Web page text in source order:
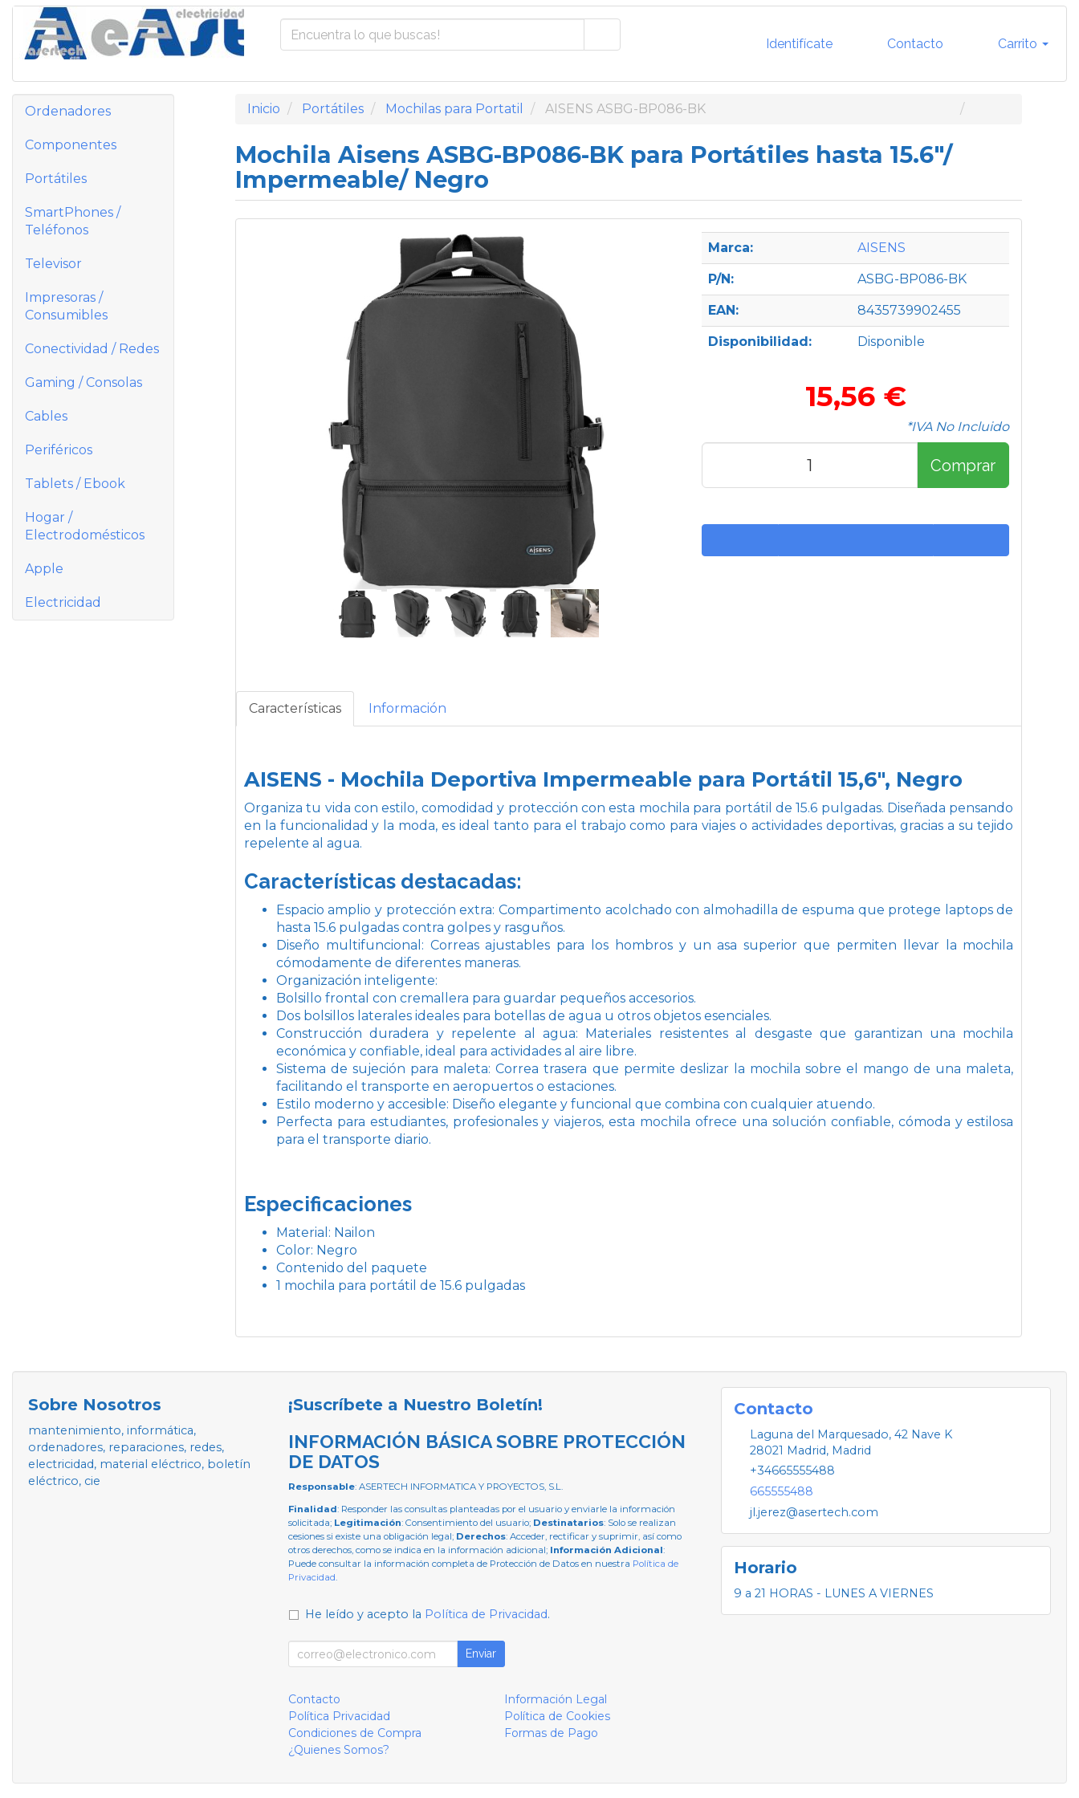
Identifícate Contacto Carrito
Ordenadores
Componentes
Portátiles
SmartPhones /
Teléfonos
Televisor
Impresoras /
Consumibles
Conectividad / Redes
Gaming / Consolas
Cables
Periféricos
Tablets / Ebook
Hogar /
Electrodomésticos
Apple
Electricidad
Inicio Portátiles Mochilas para Portatil AISENS ASBG-BP086-BK
Mochila Aisens ASBG-BP086-BK para Portátiles hasta 15.6"/
Impermeable/ Negro
Marca: AISENS
P/N: ASBG-BP086-BK
EAN: 8435739902455
Disponibilidad: Disponible
15,56 €
*IVA No Incluido
Comprar
Características Información
AISENS - Mochila Deportiva Impermeable para Portátil 15,6", Negro
Organiza tu vida con estilo, comodidad y protección con esta mochila para portátil de 15.6 pulgadas. Diseñada pensando
en la funcionalidad y la moda, es ideal tanto para el trabajo como para viajes o actividades deportivas, gracias a su tejido
repelente al agua.
Características destacadas:
Espacio amplio y protección extra: Compartimento acolchado con almohadilla de espuma que protege laptops de
hasta 15.6 pulgadas contra golpes y rasguños.
Diseño multifuncional: Correas ajustables para los hombros y un asa superior que permiten llevar la mochila
cómodamente de diferentes maneras.
Organización inteligente:
Bolsillo frontal con cremallera para guardar pequeños accesorios.
Dos bolsillos laterales ideales para botellas de agua u otros objetos esenciales.
Construcción duradera y repelente al agua: Materiales resistentes al desgaste que garantizan una mochila
económica y confiable, ideal para actividades al aire libre.
Sistema de sujeción para maleta: Correa trasera que permite deslizar la mochila sobre el mango de una maleta,
facilitando el transporte en aeropuertos o estaciones.
Estilo moderno y accesible: Diseño elegante y funcional que combina con cualquier atuendo.
Perfecta para estudiantes, profesionales y viajeros, esta mochila ofrece una solución confiable, cómoda y estilosa
para el transporte diario.
Especificaciones
Material: Nailon
Color: Negro
Contenido del paquete
1 mochila para portátil de 15.6 pulgadas
Sobre Nosotros
mantenimiento, informática,
ordenadores, reparaciones, redes,
electricidad, material eléctrico, boletín
eléctrico, cie
¡Suscríbete a Nuestro Boletín!
INFORMACIÓN BÁSICA SOBRE PROTECCIÓN
DE DATOS
Responsable: ASERTECH INFORMATICA Y PROYECTOS, S.L.
Finalidad: Responder las consultas planteadas por el usuario y enviarle la información
solicitada; Legitimación: Consentimiento del usuario; Destinatarios: Solo se realizan
cesiones si existe una obligación legal; Derechos: Acceder, rectificar y suprimir, así como
otros derechos, como se indica en la información adicional; Información Adicional:
Puede consultar la información completa de Protección de Datos en nuestra Política de
Privacidad.
He leído y acepto la Política de Privacidad.
Enviar
Contacto
Información Legal
Política Privacidad
Política de Cookies
Condiciones de Compra
Formas de Pago
¿Quienes Somos?
Contacto
Laguna del Marquesado, 42 Nave K
28021 Madrid, Madrid
+34665555488
665555488
jl.jerez@asertech.com
Horario
9 a 21 HORAS - LUNES A VIERNES